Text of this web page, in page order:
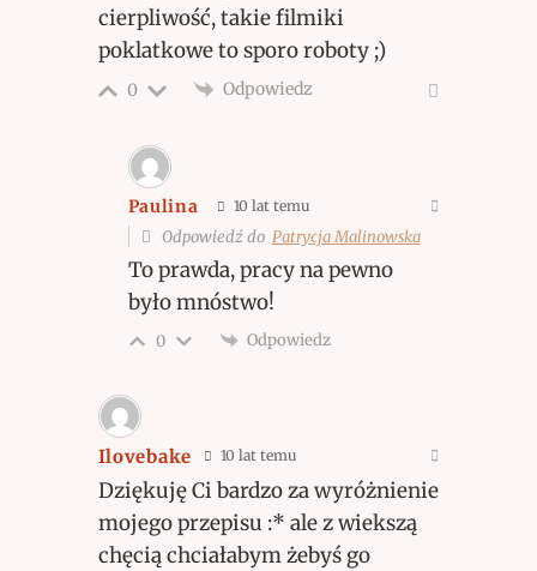
cierpliwość, takie filmiki
poklatkowe to sporo roboty ;)
0 Odpowiedz
Paulina 10 lat temu
Odpowiedź do Patrycja Malinowska
To prawda, pracy na pewno
było mnóstwo!
0 Odpowiedz
Ilovebake 10 lat temu
Dziękuję Ci bardzo za wyróżnienie
mojego przepisu :* ale z wiekszą
chęcią chciałabym żebyś go